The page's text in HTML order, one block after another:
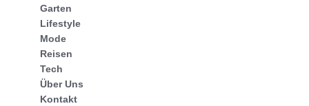
Garten
Lifestyle
Mode
Reisen
Tech
Über Uns
Kontakt